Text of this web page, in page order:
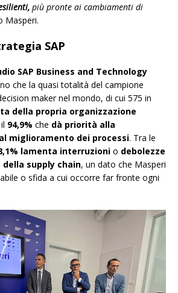
più pronte ai cambiamenti di
Masperi.
SAP
SAP Business and Technology
che la quasi totalità del campione
maker nel mondo, di cui 575 in
della propria organizzazione
94,9% che dà priorità alla
miglioramento dei processi. Tra le
lamenta interruzioni o debolezze
della supply chain, un dato che Masperi
o sfida a cui occorre far fronte ogni